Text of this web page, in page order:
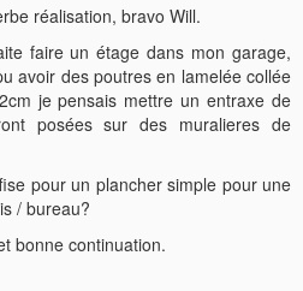
réalisation, bravo Will.
faire un étage dans mon garage,
avoir des poutres en lamelée collée
je pensais mettre un entraxe de
posées sur des muralieres de
pour un plancher simple pour une
/ bureau?
bonne continuation.